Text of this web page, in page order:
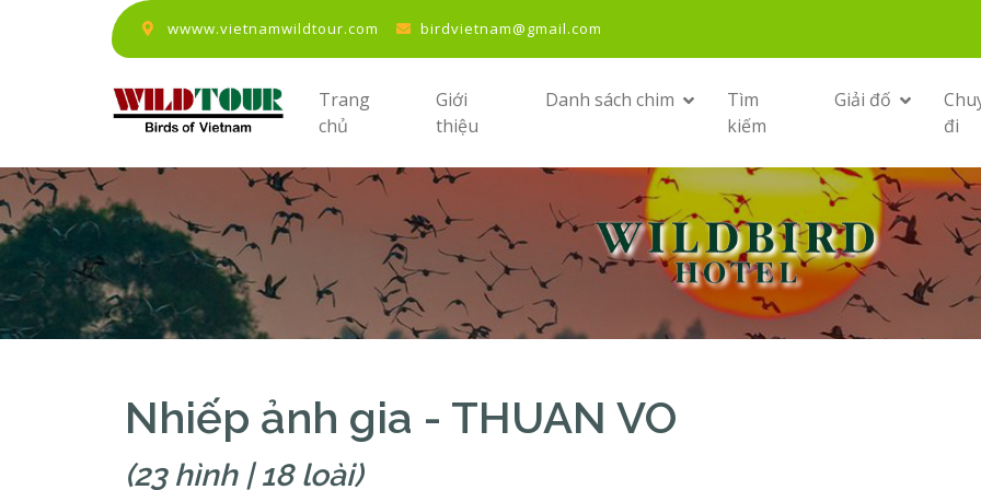
wwww.vietnamwildtour.com birdvietnam@gmail.com
Trang
chủ
Giới
thiệu
Danh sách chim
Tìm
kiếm
Giải đố
đi
Nhiếp ảnh gia - THUAN VO
(23 hình | 18 loài)